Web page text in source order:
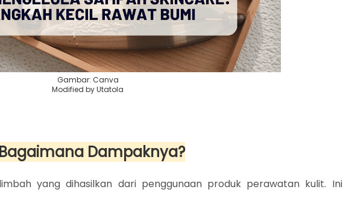
Gambar: Canva
Modified by Utatola
Dampaknya?
yang dihasilkan dari penggunaan produk perawatan kulit. Ini